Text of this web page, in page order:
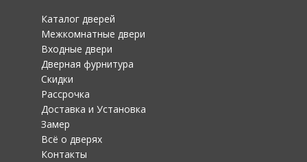
Каталог дверей
Межкомнатные двери
Входные двери
Дверная фурнитура
Скидки
Рассрочка
Доставка и Установка
Замер
Всё о дверях
Контакты